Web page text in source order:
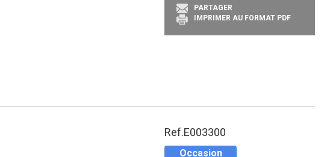
PARTAGER
IMPRIMER AU FORMAT PDF
Ref.E003300
Occasion